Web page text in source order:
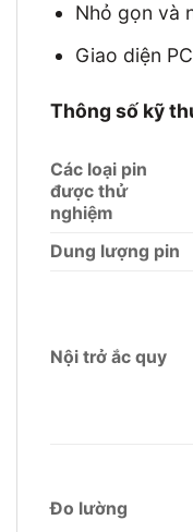
Nhỏ gọn và
Giao diện
Thông số kỹ
Các loại pin
được thử
nghiệm
Dung lượng pin
Nội trở ắc quy
Đo lường